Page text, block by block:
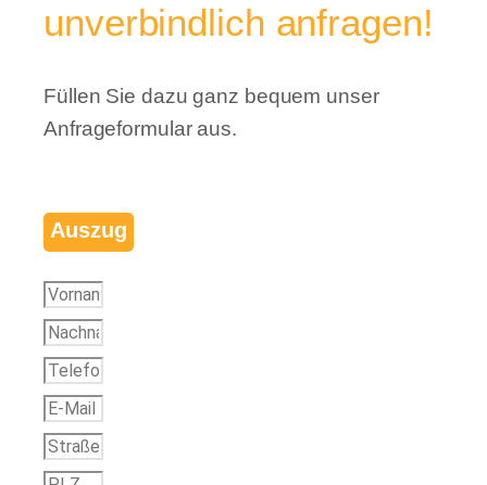
unverbindlich anfragen!
Füllen Sie dazu ganz bequem unser
Anfrageformular aus.
Auszug